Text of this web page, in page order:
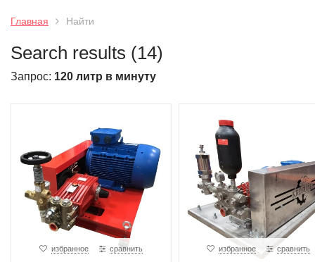
Главная Найти
Search results (14)
Запрос: 120 литр в минуту
избранное сравнить избранное сравнить